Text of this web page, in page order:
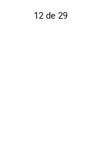
12 de 29